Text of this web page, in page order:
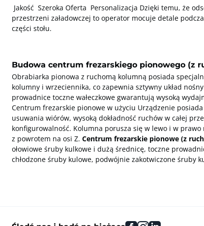
Jakość Szeroka Oferta Personalizacja Dzięki temu, że
przestrzeni załadowczej to operator mocuje detale
części stołu.
Budowa centrum frezarskiego pionowego (z
Obrabiarka pionowa z ruchomą kolumną posiada
kolumny i wrzeciennika, co zapewnia sztywny układ
prowadnice toczne wałeczkowe gwarantują wysoką
Centrum frezarskie pionowe w użyciu Urządzenie
usuwania wiórów, wysoką dokładność ruchów w całej
konfigurowalność. Kolumna porusza się w lewo i w prawo
z powrotem na osi Z. Centrum frezarskie pionowe (z
ołowiowe śruby kulkowe i dużą średnicę, toczne
chłodzone śruby kulowe, podwójnie zakotwiczone śruby